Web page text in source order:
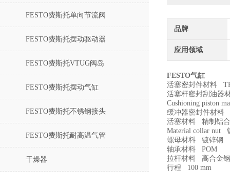
FESTO费斯托单向节流阀
FESTO费斯托摆动驱动器
FESTO费斯托VTUG阀岛
FESTO费斯托摆动气缸
FESTO费斯托不锈钢接头
FESTO费斯托耐高温气管
干燥器
品牌
应用领域
FESTO气缸
活塞密封件材料
活塞杆密封刮油器
Cushioning piston
缓冲器密封件材料
活塞材料 精制铝
Material collar nut
螺母材料 镀锌钢
轴承材料 POM
拉杆材料 高合金钢
行程 100 mm